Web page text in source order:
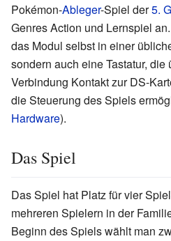
Pokémon-Ableger-Spiel der5.
Genres Action und Lernspiel
das Modul selbst in einer
sondern auch eine Tastatur,
Verbindung Kontakt zur DS-
die Steuerung des Spiels
Hardware).
Das Spiel
Das Spiel hat Platz für vier
mehreren Spielern in der
Beginn des Spiels wählt man